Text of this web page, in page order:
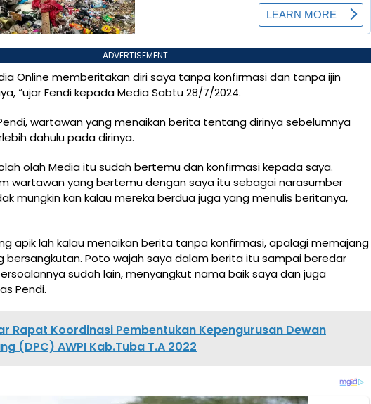
ADVERTISEMENT
Online memberitakan diri saya tanpa konfirmasi dan tanpa ijin
“ujar Fendi kepada Media Sabtu 28/7/2024.
wartawan yang menaikan berita tentang dirinya sebelumnya
dahulu pada dirinya.
olah Media itu sudah bertemu dan konfirmasi kepada saya.
wartawan yang bertemu dengan saya itu sebagai narasumber
mungkin kan kalau mereka berdua juga yang menulis beritanya,
apik lah kalau menaikan berita tanpa konfirmasi, apalagi memajang
bersangkutan. Poto wajah saya dalam berita itu sampai beredar
sudah lain, menyangkut nama baik saya dan juga
Pendi.
Rapat Koordinasi Pembentukan Kepengurusan Dewan
(DPC) AWPI Kab.Tuba T.A 2022